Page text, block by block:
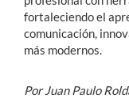
fortaleciendo el
comunicación,
más modernos.
Por Juan Paulo